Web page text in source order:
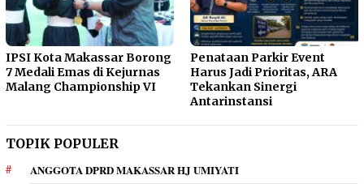
IPSI Kota Makassar Borong
7 Medali Emas di Kejurnas
Malang Championship VI
Penataan Parkir Event
Harus Jadi Prioritas, ARA
Tekankan Sinergi
Antarinstansi
TOPIK POPULER
ANGGOTA DPRD MAKASSAR HJ UMIYATI